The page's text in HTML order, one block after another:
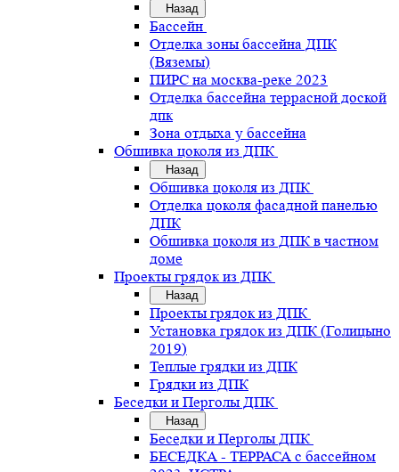
Назад
Бассейн
Отделка зоны бассейна ДПК
(Вяземы)
ПИРС на москва-реке 2023
Отделка бассейна террасной доской
дпк
Зона отдыха у бассейна
Обшивка цоколя из ДПК
Назад
Обшивка цоколя из ДПК
Отделка цоколя фасадной панелью
ДПК
Обшивка цоколя из ДПК в частном
доме
Проекты грядок из ДПК
Назад
Проекты грядок из ДПК
Установка грядок из ДПК (Голицыно
2019)
Теплые грядки из ДПК
Грядки из ДПК
Беседки и Перголы ДПК
Назад
Беседки и Перголы ДПК
БЕСЕДКА - ТЕРРАСА с бассейном